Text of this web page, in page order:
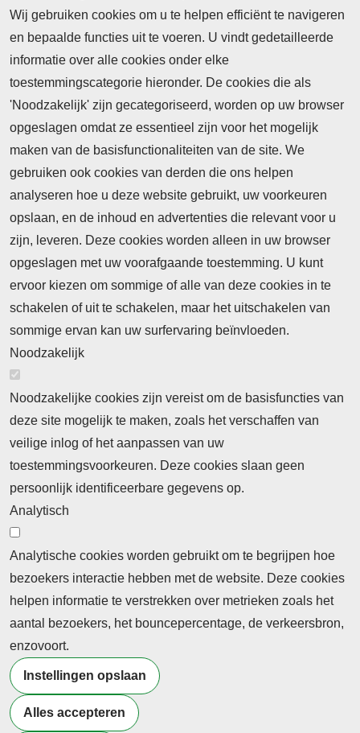
Wij gebruiken cookies om u te helpen efficiënt te navigeren
en bepaalde functies uit te voeren. U vindt gedetailleerde
informatie over alle cookies onder elke
toestemmingscategorie hieronder. De cookies die als
'Noodzakelijk' zijn gecategoriseerd, worden op uw browser
opgeslagen omdat ze essentieel zijn voor het mogelijk
maken van de basisfunctionaliteiten van de site. We
gebruiken ook cookies van derden die ons helpen
analyseren hoe u deze website gebruikt, uw voorkeuren
opslaan, en de inhoud en advertenties die relevant voor u
zijn, leveren. Deze cookies worden alleen in uw browser
opgeslagen met uw voorafgaande toestemming. U kunt
ervoor kiezen om sommige of alle van deze cookies in te
schakelen of uit te schakelen, maar het uitschakelen van
sommige ervan kan uw surfervaring beïnvloeden.
Noodzakelijk
Noodzakelijke cookies zijn vereist om de basisfuncties van
deze site mogelijk te maken, zoals het verschaffen van
veilige inlog of het aanpassen van uw
toestemmingsvoorkeuren. Deze cookies slaan geen
persoonlijk identificeerbare gegevens op.
Analytisch
Analytische cookies worden gebruikt om te begrijpen hoe
bezoekers interactie hebben met de website. Deze cookies
helpen informatie te verstrekken over metrieken zoals het
aantal bezoekers, het bouncepercentage, de verkeersbron,
enzovoort.
Instellingen opslaan
Alles accepteren
Nieuws
Neem contact op
Algemene Leveringsvoorwaarden
Cookieverklaring
Privacyverklaring
Abonnementinformatie Inlogprocedure
Nieuws
Laatste nieuws
Meld u aan voor onze nieuwsbrief
Ontvang 2 keer per maand de nieuwsbrief met
persberichten, actualiteiten, nieuws en personalia uit het
beroepsonderwijs.
©2026 Profiel Actueel